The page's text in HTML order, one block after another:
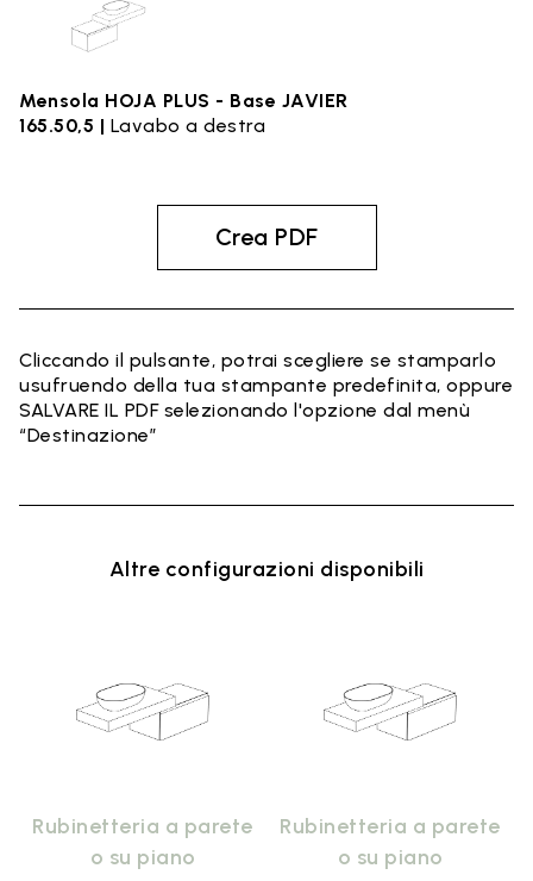
Mensola HOJA PLUS - Base JAVIER
165.50,5 | Lavabo a destra
Crea PDF
Cliccando il pulsante, potrai scegliere se stamparlo
usufruendo della tua stampante predefinita, oppure
SALVARE IL PDF selezionando l'opzione dal menù
“Destinazione”
Altre configurazioni disponibili
Rubinetteria a parete
o su piano
Rubinetteria a parete
o su piano